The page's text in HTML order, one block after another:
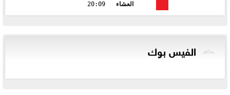
العشاء
20:09
الفيس بوك